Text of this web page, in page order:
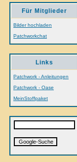
Für Mitglieder
Bilder hochladen
Patchworkchat
Links
Patchwork - Anleitungen
Patchwork - Oase
MeinStoffpaket